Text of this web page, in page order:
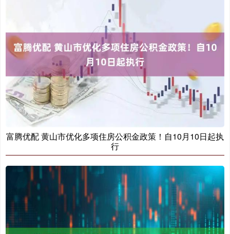
富腾优配 黄山市优化多项住房公积金政策！自10月10日起执
行